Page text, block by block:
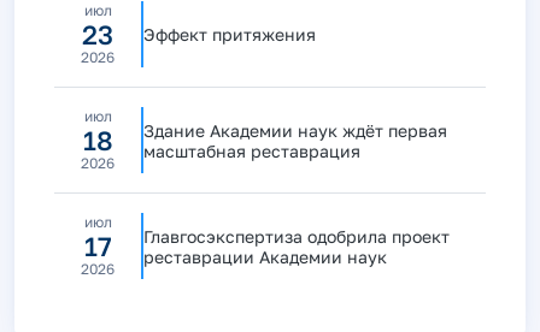
июл
23
2026
Эффект притяжения
июл
18
2026
Здание Академии наук ждёт первая
масштабная реставрация
июл
17
2026
Главгосэкспертиза одобрила проект
реставрации Академии наук